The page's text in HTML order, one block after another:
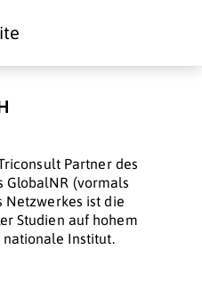
Partner des
(vormals
Netzwerkes ist die
Studien auf hohem
Institut.